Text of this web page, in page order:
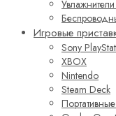
Игровые
Sony
XBOX
Nintendo
Steam Deck